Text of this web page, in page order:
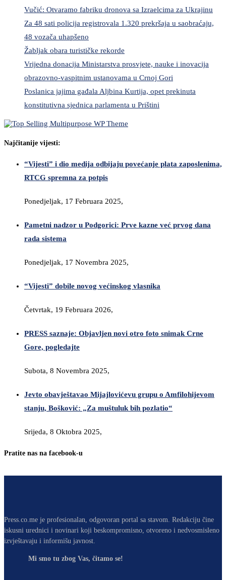
Vučić: Otvaramo fabriku dronova sa Izraelcima za Ukrajinu
Za 48 sati policija registrovala 1.320 prekršaja u saobraćaju,
48 vozača uhapšeno
Žabljak obara turističke rekorde
Vrijedna donacija Ministarstva prosvjete, nauke i inovacija
obrazovno-vaspitnim ustanovama u Crnoj Gori
Poslanica jajima gađala Aljbina Kurtija, opet prekinuta
konstitutivna sjednica parlamenta u Prištini
Najčitanije vijesti:
“Vijesti” i dio medija odbijaju povećanje plata zaposlenima,
RTCG spremna za potpis
Ponedjeljak, 17 Februara 2025,
Pametni nadzor u Podgorici: Prve kazne već prvog dana
rada sistema
Ponedjeljak, 17 Novembra 2025,
“Vijesti” dobile novog većinskog vlasnika
Četvrtak, 19 Februara 2026,
PRESS saznaje: Objavljen novi otro foto snimak Crne
Gore, pogledajte
Subota, 8 Novembra 2025,
Jevto obavještavao Mijajlovićevu grupu o Amfilohijevom
stanju, Bošković: „Za muštuluk bih pozlatio“
Srijeda, 8 Oktobra 2025,
Pratite nas na facebook-u
Press.co.me je profesionalan, odgovoran portal sa stavom. Redakciju čine
iskusni urednici i novinari koji beskompromisno, otvoreno i nedvosmisleno
izvještavaju i informišu javnost.
Mi smo tu zbog Vas, čitamo se!